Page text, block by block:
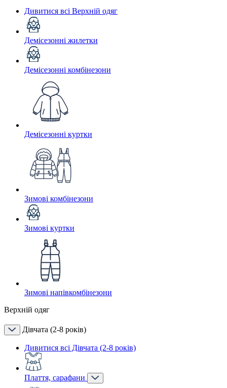
Дивитися всі Верхній одяг
Демісезонні жилетки
Демісезонні комбінезони
Демісезонні куртки
Зимові комбінезони
Зимові куртки
Зимові напівкомбінезони
Верхній одяг
Дівчата (2-8 років)
Дивитися всі Дівчата (2-8 років)
Плаття, сарафани